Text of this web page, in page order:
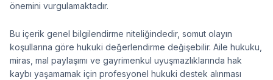
önemini vurgulamaktadır.
Bu içerik genel bilgilendirme niteliğindedir, somut olayın
koşullarına göre hukuki değerlendirme değişebilir. Aile hukuku,
miras, mal paylaşımı ve gayrimenkul uyuşmazlıklarında hak
kaybı yaşamamak için profesyonel hukuki destek alınması